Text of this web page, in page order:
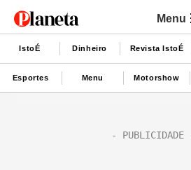
Menu
IstoÉ Dinheiro Revista IstoÉ
Esportes Menu Motorshow